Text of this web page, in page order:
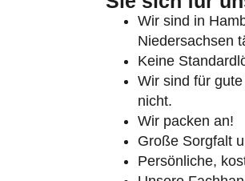
Niedersachsen
Keine
Wir sind für
nicht.
Wir packen an!
Große Sorgfalt
Persönliche,
Unsere
verfügen über